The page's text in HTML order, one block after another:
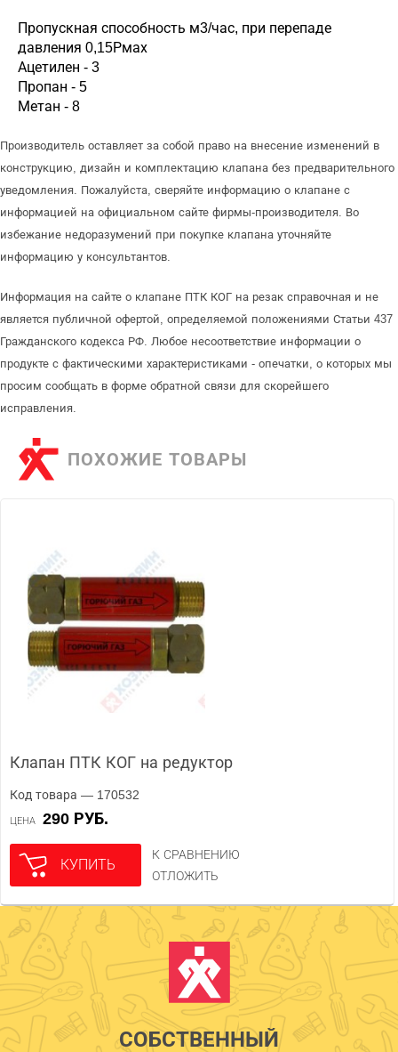
Пропускная способность м3/час, при перепаде
давления 0,15Рмах
Ацетилен - 3
Пропан - 5
Метан - 8
Производитель оставляет за собой право на внесение изменений в
конструкцию, дизайн и комплектацию клапана без предварительного
уведомления. Пожалуйста, сверяйте информацию о клапане с
информацией на официальном сайте фирмы-производителя. Во
избежание недоразумений при покупке клапана уточняйте
информацию у консультантов.
Информация на сайте о клапане ПТК КОГ на резак справочная и не
является публичной офертой, определяемой положениями Статьи 437
Гражданского кодекса РФ. Любое несоответствие информации о
продукте с фактическими характеристиками - опечатки, о которых мы
просим сообщать в форме обратной связи для скорейшего
исправления.
ПОХОЖИЕ ТОВАРЫ
Клапан ПТК КОГ на редуктор
Код товара — 170532
ЦЕНА 290 РУБ.
КУПИТЬ
К СРАВНЕНИЮ
ОТЛОЖИТЬ
СОБСТВЕННЫЙ